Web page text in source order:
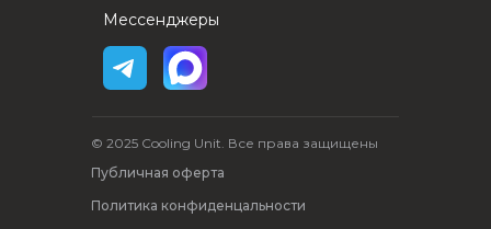
Мессенджеры
Публичная оферта
Политика конфиденцальности
© 2025 Cooling Unit. Все права защищены